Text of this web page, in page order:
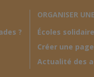
?
ORGANISER
Écoles
Créer une
Actualité des